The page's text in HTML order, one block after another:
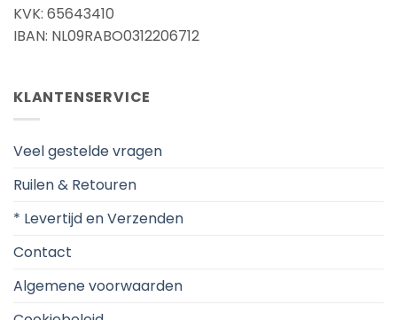
KVK: 65643410
IBAN: NL09RABO0312206712
KLANTENSERVICE
Veel gestelde vragen
Ruilen & Retouren
* Levertijd en Verzenden
Contact
Algemene voorwaarden